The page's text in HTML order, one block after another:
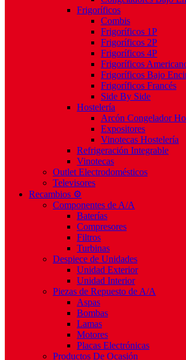
Frigoríficos
Combis
Frigoríficos 1P
Frigoríficos 2P
Frigoríficos 4P
Frigoríficos
Frigoríficos Bajo
Frigoríficos Francés
Side By Side
Hostelería
Arcón Congelador
Expositores
Vinotecas Hostelería
Refrigeración Integrable
Vinotecas
Outlet Electrodomésticos
Televisores
Recambios ⚙️
Componentes de A/A
Baterías
Compresores
Filtros
Turbinas
Despiece de Unidades
Unidad Exterior
Unidad Interior
Piezas de Repuesto de A/A
Aspas
Bombas
Lamas
Motores
Placas Electrónicas
Productos De Ocasión